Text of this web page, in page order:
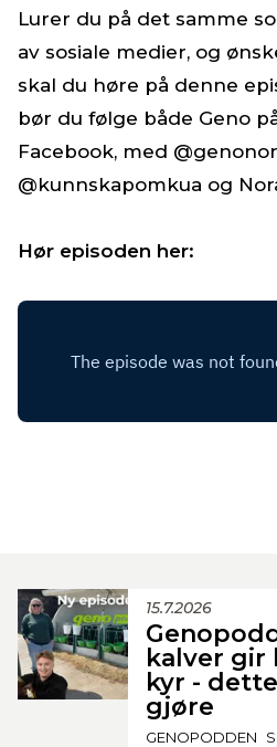
Lurer du på det samme
av sosiale medier, og
skal du høre på denne
bør du følge både Geno
Facebook, med
@kunnskapomkua og
Hør episoden her:
15.7.2026
kalver gir
kyr -
gjøre
GENOPODDEN